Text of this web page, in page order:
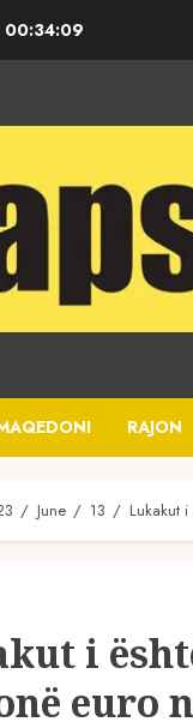
00:34:10
RAJON
June 13 Lukakut
i
euro